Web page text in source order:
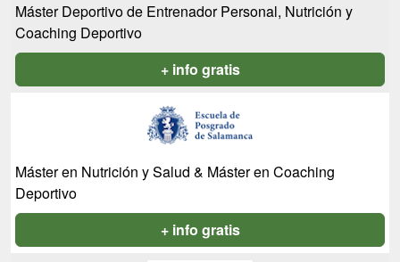
Máster Deportivo de Entrenador Personal, Nutrición y
Coaching Deportivo
+ info gratis
Máster en Nutrición y Salud & Máster en Coaching
Deportivo
+ info gratis